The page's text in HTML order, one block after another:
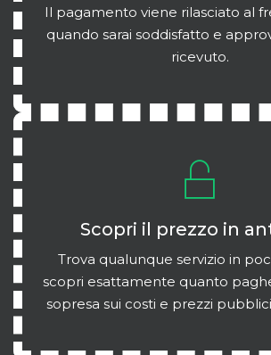
Il pagamento viene rilasciato al
quando sarai soddisfatto e
ricevuto.
Scopri il prezzo in
Trova qualunque servizio in
scopri esattamente quanto
sopresa sui costi e prezzi